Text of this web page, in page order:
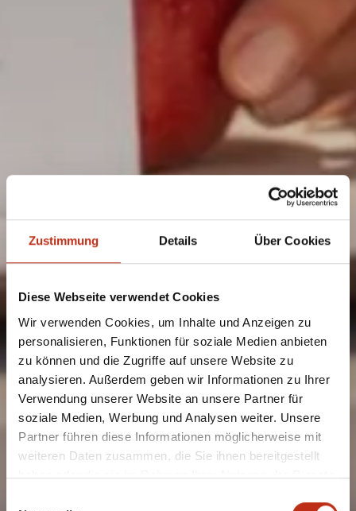
Zustimmung Details Über Cookies
Diese Webseite verwendet Cookies
Wir verwenden Cookies, um Inhalte und Anzeigen zu
personalisieren, Funktionen für soziale Medien anbieten
zu können und die Zugriffe auf unsere Website zu
analysieren. Außerdem geben wir Informationen zu Ihrer
Verwendung unserer Website an unsere Partner für
soziale Medien, Werbung und Analysen weiter. Unsere
Partner führen diese Informationen möglicherweise mit
weiteren Daten zusammen, die Sie ihnen bereitgestellt
haben oder die sie im Rahmen Ihrer Nutzung der Dienste